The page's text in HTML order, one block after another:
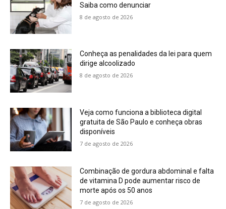
Saiba como denunciar
8 de agosto de 2026
Conheça as penalidades da lei para quem
dirige alcoolizado
8 de agosto de 2026
Veja como funciona a biblioteca digital
gratuita de São Paulo e conheça obras
disponíveis
7 de agosto de 2026
Combinação de gordura abdominal e falta
de vitamina D pode aumentar risco de
morte após os 50 anos
7 de agosto de 2026